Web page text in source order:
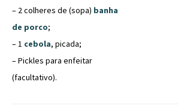
– 2 colheres de (sopa) banha
de porco;
– 1 cebola, picada;
– Pickles para enfeitar
(facultativo).